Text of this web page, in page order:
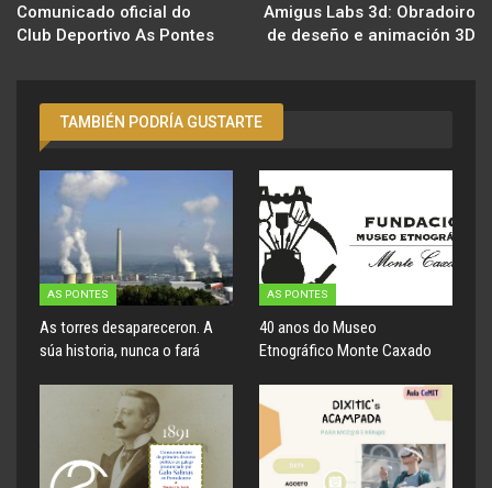
Comunicado oficial do
Club Deportivo As Pontes
Amigus Labs 3d: Obradoiro
de deseño e animación 3D
TAMBIÉN PODRÍA GUSTARTE
AS PONTES
As torres desapareceron. A
súa historia, nunca o fará
AS PONTES
40 anos do Museo
Etnográfico Monte Caxado